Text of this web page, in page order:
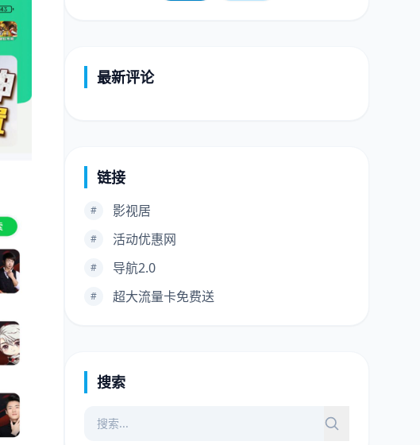
最新评论
链接
# 影视居
# 活动优惠网
# 导航2.0
# 超大流量卡免费送
搜索